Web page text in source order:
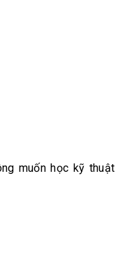
muốn học kỹ thuật